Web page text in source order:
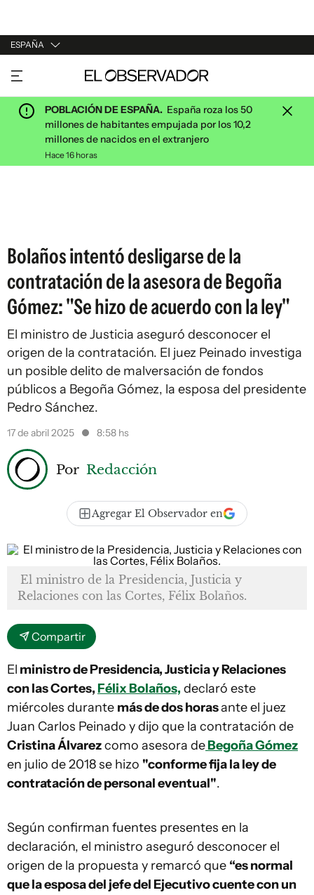
ESPAÑA
URUGUAY
ARGENTINA
ESPAÑA
ESTADOS UNIDOS
POBLACIÓN DE ESPAÑA. España roza los 50
millones de habitantes empujada por los 10,2
millones de nacidos en el extranjero
Hace 16 horas
Bolaños intentó desligarse de la
contratación de la asesora de Begoña
Gómez: "Se hizo de acuerdo con la ley"
El ministro de Justicia aseguró desconocer el
origen de la contratación. El juez Peinado investiga
un posible delito de malversación de fondos
públicos a Begoña Gómez, la esposa del presidente
Pedro Sánchez.
17 de abril 2025 8:58 hs
Por Redacción
Agregar El Observador en
El ministro de la Presidencia, Justicia y
Relaciones con las Cortes, Félix Bolaños.
Compartir
El ministro de Presidencia, Justicia y Relaciones
con las Cortes,Félix Bolaños, declaró este
miércoles durante más de dos horasante el juez
Juan Carlos Peinado y dijo que la contratación de
Cristina Álvarezcomo asesora deBegoña Gómez
en julio de 2018 se hizo "conforme fija la ley de
contratación de personal eventual".
Según confirman fuentes presentes en la
declaración, el ministro aseguró desconocer el
origen de la propuesta y remarcó que “es normal
que la esposa del jefe del Ejecutivo cuente con un